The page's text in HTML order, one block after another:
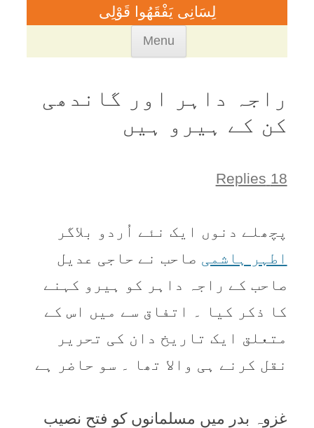
لِسَانِی يَفْقَھُوا قَوْلِی
Menu
content
راجہ داہر اور گاندھی
کن کے ہيرو ہيں
18 Replies
پچھلے دنوں ايک نئے اُردو بلاگر
اطہر ہاشمی صاحب نے حاجی عديل
صاحب کے راجہ داہر کو ہيرو کہنے
کا ذکر کيا ۔ اتفاق سے ميں اس کے
متعلق ايک تاريخ دان کی تحرير
نقل کرنے ہی والا تھا ۔ سو حاضر ہے
غزوہ بدر میں مسلمانوں کو فتح نصیب